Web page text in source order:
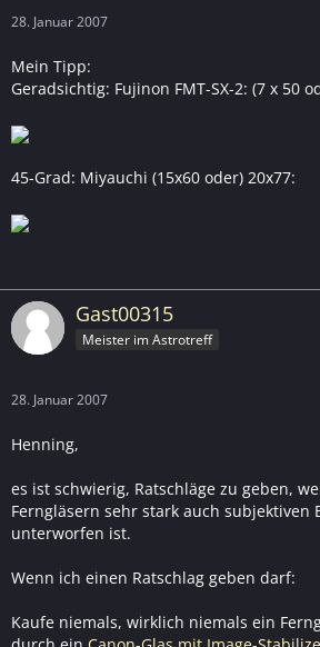
28. Januar 2007
Mein Tipp:
Geradsichtig: Fujinon FMT-SX-2: (7 x 50
45-Grad: Miyauchi (15x60 oder) 20x77:
Gast00315
Meister im Astrotreff
28. Januar 2007
Henning,
es ist schwierig, Ratschläge zu geben,
Ferngläsern sehr stark auch subjektiven
unterworfen ist.
Wenn ich einen Ratschlag geben darf:
Kaufe niemals, wirklich niemals ein